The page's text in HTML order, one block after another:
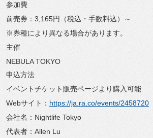
参加費
前売券：3,165円（税込・手数料込）～
※券種により異なる場合があります。
主催
NEBULA TOKYO
申込方法
イベントチケット販売ページより購入可能
Webサイト： https://ja.ra.co/events/2458720
会社名：Nightlife Tokyo
代表者：Allen Lu